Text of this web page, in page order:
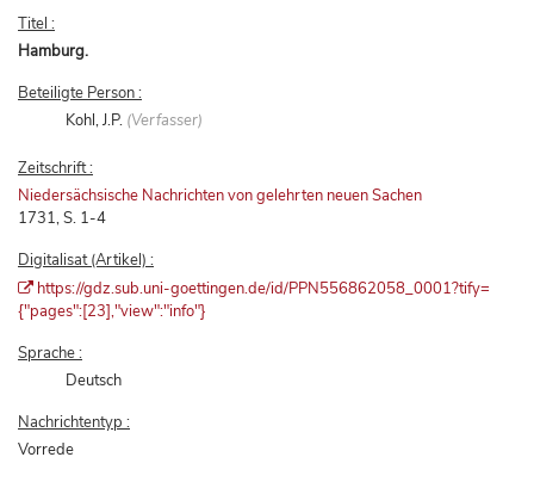
Titel :
Hamburg.
Beteiligte Person :
Kohl, J.P. (Verfasser)
Zeitschrift :
Niedersächsische Nachrichten von gelehrten neuen Sachen
1731, S. 1-4
Digitalisat (Artikel) :
https://gdz.sub.uni-goettingen.de/id/PPN556862058_0001?tify=
{"pages":[23],"view":"info"}
Sprache :
Deutsch
Nachrichtentyp :
Vorrede